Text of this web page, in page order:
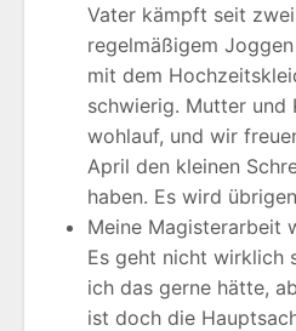
Vater kämpft seit
regelmäßigem
mit dem
schwierig. Mutter und
wohlauf, und wir
April den kleinen
haben. Es wird
Meine Magisterarbeit
Es geht nicht wirklich
ich das gerne hätte,
ist doch die